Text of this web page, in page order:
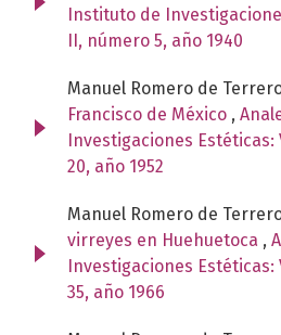
Instituto de
II, número 5, año 1940
Manuel Romero de
Francisco de México ,
Investigaciones Estéticas:
20, año 1952
Manuel Romero de
virreyes en Huehuetoca ,
Investigaciones Estéticas:
35, año 1966